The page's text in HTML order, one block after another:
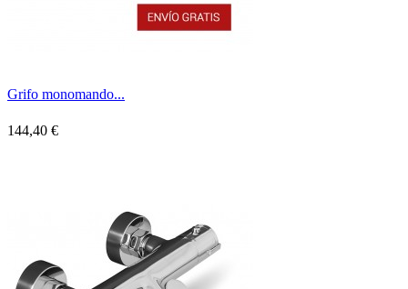
Grifo monomando...
144,40 €